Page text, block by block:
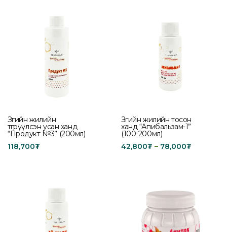
Зөгийн жилийн
өтгөрүүлсэн усан ханд
“Продукт №3” (200мл)
118,700₮
Зөгийн жилийн тосон
ханд “Апибальзам-1”
(100-200мл)
42,800₮ – 78,000₮